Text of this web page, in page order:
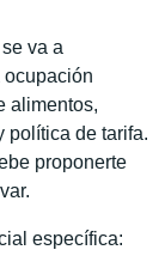
va a
ocupación
alimentos,
política de tarifa.
proponerte
específica: